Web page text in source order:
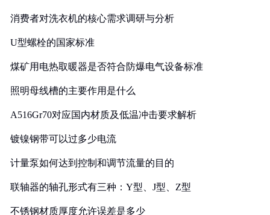
消费者对洗衣机的核心需求调研与分析
U型螺栓的国家标准
煤矿用电热取暖器是否符合防爆电气设备标准
照明母线槽的主要作用是什么
A516Gr70对应国内材质及低温冲击要求解析
镀镍钢带可以过多少电流
计量泵如何达到控制和调节流量的目的
联轴器的轴孔形式有三种：Y型、J型、Z型
不锈钢材质厚度允许误差是多少